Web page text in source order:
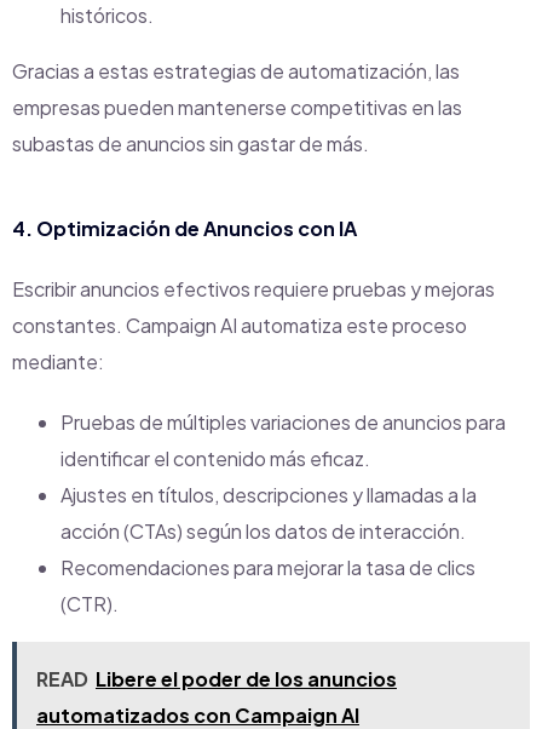
históricos.
Gracias a estas estrategias de automatización, las
empresas pueden mantenerse competitivas en las
subastas de anuncios sin gastar de más.
4. Optimización de Anuncios con IA
Escribir anuncios efectivos requiere pruebas y mejoras
constantes. Campaign AI automatiza este proceso
mediante:
Pruebas de múltiples variaciones de anuncios para
identificar el contenido más eficaz.
Ajustes en títulos, descripciones y llamadas a la
acción (CTAs) según los datos de interacción.
Recomendaciones para mejorar la tasa de clics
(CTR).
READ Libere el poder de los anuncios
automatizados con Campaign AI